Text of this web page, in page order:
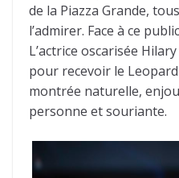
de la Piazza Grande,
l’admirer. Face à ce
L’actrice oscarisée
pour recevoir le Leopard
montrée naturelle,
personne et souriante.